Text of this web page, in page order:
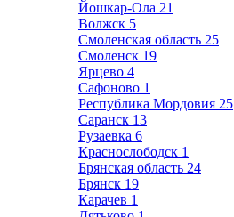
Йошкар-Ола 21
Волжск 5
Смоленская область 25
Смоленск 19
Ярцево 4
Сафоново 1
Республика Мордовия 25
Саранск 13
Рузаевка 6
Краснослободск 1
Брянская область 24
Брянск 19
Карачев 1